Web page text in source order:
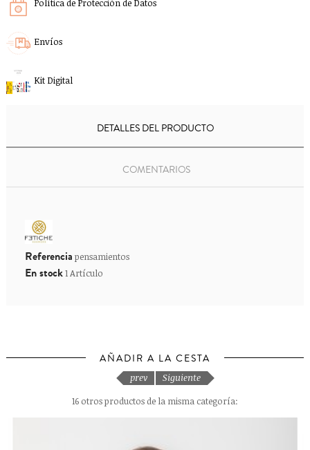
Política de Protección de Datos
Envíos
Kit Digital
DETALLES DEL PRODUCTO
COMENTARIOS
Referencia pensamientos
En stock1 Artículo
AÑADIR A LA CESTA
16 otros productos de la misma categoría:
prev Siguiente